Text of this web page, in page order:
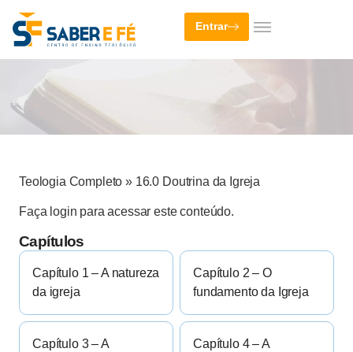
Entrar
Teologia Completo » 16.0 Doutrina da Igreja
Faça login para acessar este conteúdo.
Capítulos
Capítulo 1 – A natureza
da igreja
Capítulo 2 – O
fundamento da Igreja
Capítulo 3 – A
Capítulo 4 – A